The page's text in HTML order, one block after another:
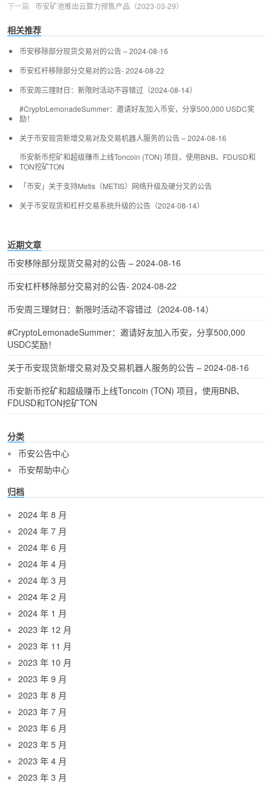
下一篇
币安矿池推出云算力预售产品（2023-03-29）
相关推荐
币安移除部分现货交易对的公告 – 2024-08-16
币安杠杆移除部分交易对的公告- 2024-08-22
币安周三理财日：新限时活动不容错过（2024-08-14）
#CryptoLemonadeSummer：邀请好友加入币安，分享500,000 USDC奖
励！
关于币安现货新增交易对及交易机器人服务的公告 – 2024-08-16
币安新币挖矿和超级赚币上线Toncoin (TON) 项目，使用BNB、FDUSD和
TON挖矿TON
「币安」关于支持Metis（METIS）网络升级及硬分叉的公告
关于币安现货和杠杆交易系统升级的公告（2024-08-14）
近期文章
币安移除部分现货交易对的公告 – 2024-08-16
币安杠杆移除部分交易对的公告- 2024-08-22
币安周三理财日：新限时活动不容错过（2024-08-14）
#CryptoLemonadeSummer：邀请好友加入币安，分享500,000
USDC奖励！
关于币安现货新增交易对及交易机器人服务的公告 – 2024-08-16
币安新币挖矿和超级赚币上线Toncoin (TON) 项目，使用BNB、
FDUSD和TON挖矿TON
分类
币安公告中心
币安帮助中心
归档
2024 年 8 月
2024 年 7 月
2024 年 6 月
2024 年 4 月
2024 年 3 月
2024 年 2 月
2024 年 1 月
2023 年 12 月
2023 年 11 月
2023 年 10 月
2023 年 9 月
2023 年 8 月
2023 年 7 月
2023 年 6 月
2023 年 5 月
2023 年 4 月
2023 年 3 月